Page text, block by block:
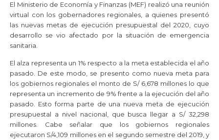
El Ministerio de Economía y Finanzas (MEF) realizó una reunión
virtual con los gobernadores regionales, a quienes presentó
las nuevas metas de ejecución presupuestal del 2020, cuyo
desarrollo se vio afectado por la situación de emergencia
sanitaria.
El alza representa un 1% respecto a la meta establecida el año
pasado. De este modo, se presento como nueva meta para
los gobiernos regionales el monto de S/ 6,678 millones lo que
representa un incremento de 9% frente a la ejecución del año
pasado. Esto forma parte de una nueva meta de ejecución
presupuestal a nivel nacional, que busca llegar a S/ 32,298
millones. Cabe señalar que los gobiernos regionales
ejecutaron S/4,109 millones en el segundo semestre del 2019, y